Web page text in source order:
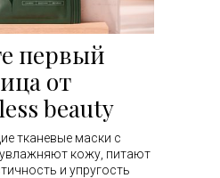
первый
от
beauty
тканевые маски с
кожу, питают
и упругость